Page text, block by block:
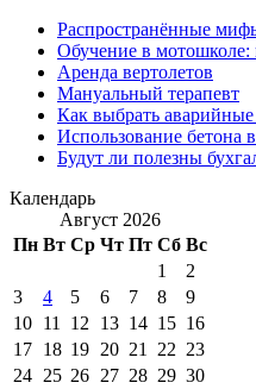
Распространённые
Обучение в
Аренда вертолетов
Мануальный терапевт
Как выбрать аварийные
Использование бетона
Будут ли полезны
Календарь
Август 2026
Пн Вт Ср Чт Пт Сб Вс
1
2
3
4 5 6 7 8
9
10 11 12 13 14 15 16
17 18 19 20 21 22 23
24 25 26 27 28 29 30